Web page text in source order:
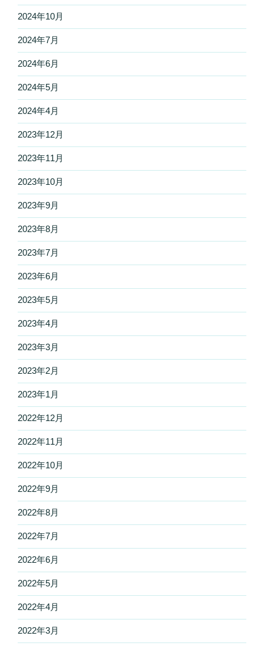
2024年10月
2024年7月
2024年6月
2024年5月
2024年4月
2023年12月
2023年11月
2023年10月
2023年9月
2023年8月
2023年7月
2023年6月
2023年5月
2023年4月
2023年3月
2023年2月
2023年1月
2022年12月
2022年11月
2022年10月
2022年9月
2022年8月
2022年7月
2022年6月
2022年5月
2022年4月
2022年3月